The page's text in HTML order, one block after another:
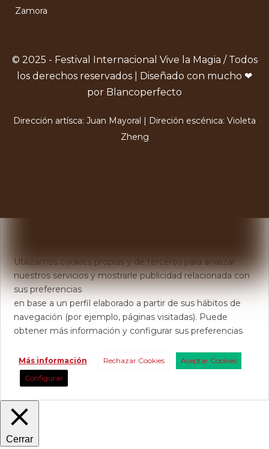
Zamora
© 2025 - Festival Internacional Vive la Magia / Todos
los derechos reservados | Diseñado con mucho ❤
por Blancoperfecto
Dirección artísca: Juan Mayoral | Direción escénica: Violeta
Zheng
Utilizamos cookies propias y de terceros para analizar
nuestros servicios y mostrarle publicidad relacionada con
sus preferencias
en base a un perfil elaborado a partir de sus hábitos de
navegación (por ejemplo, páginas visitadas). Puede
obtener más información y configurar sus preferencias
Más información Rechazar Cookies
Aceptar Cookies
Configurar
Cerrar